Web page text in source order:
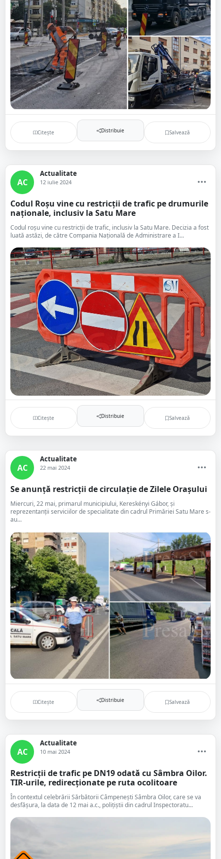
Citește Distribuie Salvează
AC
Actualitate
12 iulie 2024
Codul Roșu vine cu restricții de trafic pe drumurile
naționale, inclusiv la Satu Mare
Codul roșu vine cu restricții de trafic, inclusiv la Satu Mare. Decizia a fost
luată astăzi, de către Compania Națională de Administrare a I...
Citește Distribuie Salvează
AC
Actualitate
22 mai 2024
Se anunță restricții de circulație de Zilele Orașului
Miercuri, 22 mai, primarul municipiului, Kereskényi Gábor, și
reprezentanții serviciilor de specialitate din cadrul Primăriei Satu Mare s-
au...
Citește Distribuie Salvează
AC
Actualitate
10 mai 2024
Restricții de trafic pe DN19 odată cu Sâmbra Oilor.
TIR-urile, redirecționate pe ruta ocolitoare
În contextul celebrării Sărbătorii Câmpenești Sâmbra Oilor, care se va
desfășura, la data de 12 mai a.c., polițiștii din cadrul Inspectoratu...